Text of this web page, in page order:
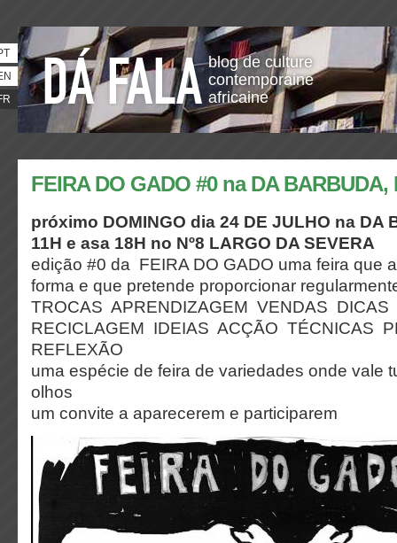
blog de culture
contemporaine
africaine
FEIRA DO GADO #0 na DA BARBUDA,
próximo DOMINGO dia 24 DE JULHO na DA
11H e asa 18H no Nº8 LARGO DA SEVERA
edição #0 da FEIRA DO GADO uma feira que
forma e que pretende proporcionar
TROCAS APRENDIZAGEM VENDAS
RECICLAGEM IDEIAS ACÇÃO TÉCNICAS
REFLEXÃO
uma espécie de feira de variedades onde vale
olhos
um convite a aparecerem e participarem